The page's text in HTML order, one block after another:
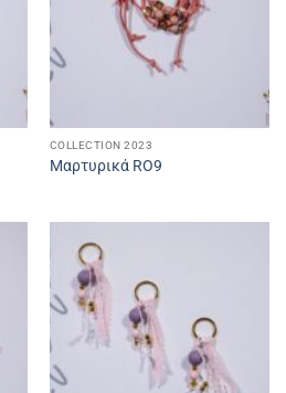
COLLECTION 2023
Μαρτυρικά RO9